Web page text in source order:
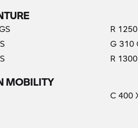
(актуални) R
G 310
R
MOBILITY
C 400